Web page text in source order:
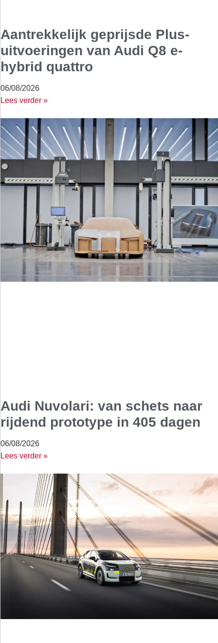
Aantrekkelijk geprijsde Plus-
uitvoeringen van Audi Q8 e-
hybrid quattro
06/08/2026
Lees verder »
Audi Nuvolari: van schets naar
rijdend prototype in 405 dagen
06/08/2026
Lees verder »